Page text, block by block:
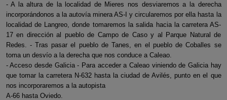
- A la altura de la localidad de Mieres nos desviaremos a la derecha
incorporándonos a la autovía minera AS-I y circularemos por ella hasta la
localidad de Langreo, donde tomaremos la salida hacia la carretera AS-
17 en dirección al pueblo de Campo de Caso y al Parque Natural de
Redes. - Tras pasar el pueblo de Tanes, en el pueblo de Coballes se
toma un desvío a la derecha que nos conduce a Caleao.
- Acceso desde Galicia - Para acceder a Caleao viniendo de Galicia hay
que tomar la carretera N-632 hasta la ciudad de Avilés, punto en el que
nos incorporaremos a la autopista
A-66 hasta Oviedo.